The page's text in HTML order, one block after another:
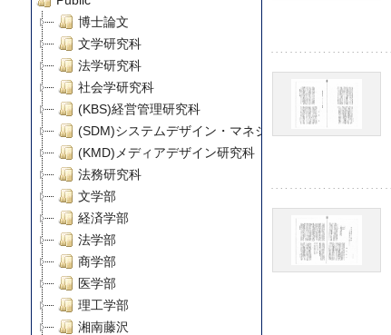
博士論文
文学研究科
法学研究科
社会学研究科
(KBS)経営管理研究科
(SDM)システムデザイン・マネジメント研究科
(KMD)メディアデザイン研究科
法務研究科
文学部
経済学部
法学部
商学部
医学部
理工学部
湘南藤沢